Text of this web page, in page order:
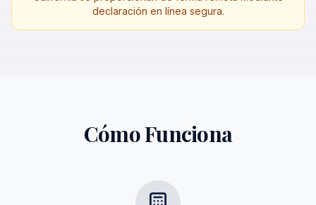
declaración en línea segura.
Cómo Funciona